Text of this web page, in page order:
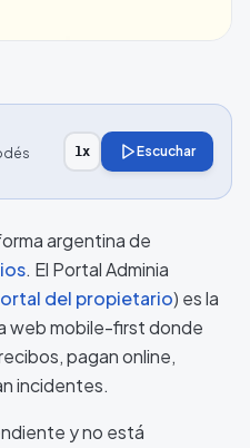
1x Escuchar
argentina de
. El Portal Adminia
del propietario) es la
web mobile-first donde
pagan online,
incidentes.
y no está